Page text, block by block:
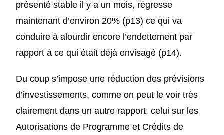
présenté stable il y a un mois, régresse
maintenant d’environ 20% (p13) ce qui va
conduire à alourdir encore l’endettement par
rapport à ce qui était déjà envisagé (p14).
Du coup s’impose une réduction des prévisions
d’investissements, comme on peut le voir très
clairement dans un autre rapport, celui sur les
Autorisations de Programme et Crédits de